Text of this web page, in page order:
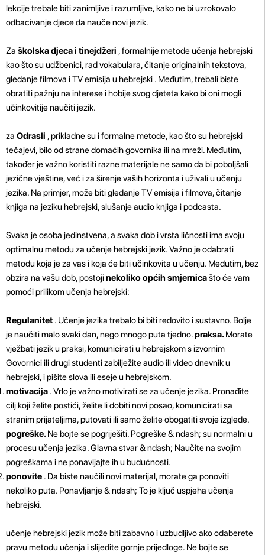
lekcije trebale biti zanimljive i razumljive, kako ne bi uzrokovalo
odbacivanje djece da nauče novi jezik.
Za školska djeca i tinejdžeri , formalnije metode učenja hebrejski
kao što su udžbenici, rad vokabulara, čitanje originalnih tekstova,
gledanje filmova i TV emisija u hebrejski . Međutim, trebali biste
obratiti pažnju na interese i hobije svog djeteta kako bi oni mogli
učinkovitije naučiti jezik.
za Odrasli , prikladne su i formalne metode, kao što su hebrejski
tečajevi, bilo od strane domaćih govornika ili na mreži. Međutim,
također je važno koristiti razne materijale ne samo da bi poboljšali
jezične vještine, već i za širenje vaših horizonta i uživali u učenju
jezika. Na primjer, može biti gledanje TV emisija i filmova, čitanje
knjiga na jeziku hebrejski, slušanje audio knjiga i podcasta.
Svaka je osoba jedinstvena, a svaka dob i vrsta ličnosti ima svoju
optimalnu metodu za učenje hebrejski jezik. Važno je odabrati
metodu koja je za vas i koja će biti učinkovita u učenju. Međutim, bez
obzira na vašu dob, postojinekoliko općih smjernicašto će vam
pomoći prilikom učenja hebrejski:
Regulanitet . Učenje jezika trebalo bi biti redovito i sustavno. Bolje
je naučiti malo svaki dan, nego mnogo puta tjedno.praksa.Morate
vježbati jezik u praksi, komunicirati u hebrejskom s izvornim
Govornici ili drugi studenti zabilježite audio ili video dnevnik u
hebrejski, i pišite slova ili eseje u hebrejskom.
motivacija . Vrlo je važno motivirati se za učenje jezika. Pronađite
cilj koji želite postići, želite li dobiti novi posao, komunicirati sa
stranim prijateljima, putovati ili samo želite obogatiti svoje izglede.
pogreške.Ne bojte se pogriješiti. Pogreške & ndash; su normalni u
procesu učenja jezika. Glavna stvar & ndash; Naučite na svojim
pogreškama i ne ponavljajte ih u budućnosti.
ponovite . Da biste naučili novi materijal, morate ga ponoviti
nekoliko puta. Ponavljanje & ndash; To je ključ uspjeha učenja
hebrejski.
učenje hebrejski jezik može biti zabavno i uzbudljivo ako odaberete
pravu metodu učenja i slijedite gornje prijedloge. Ne bojte se